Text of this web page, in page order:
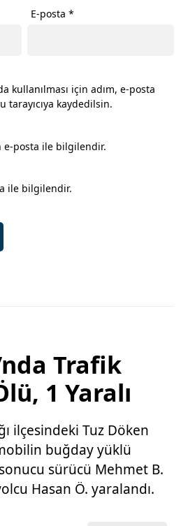
E-posta*
kullanılması için adım, e-posta
kaydedilsin.
e-posta ile bilgilendir.
ile bilgilendir.
Trafik
1 Yaralı
ilçesindeki Tuz Döken
buğday yüklü
sürücü Mehmet B.
Hasan Ö. yaralandı.